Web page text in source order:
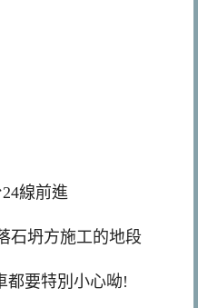
線前進
石坍方施工的地段
都要特別小心呦!